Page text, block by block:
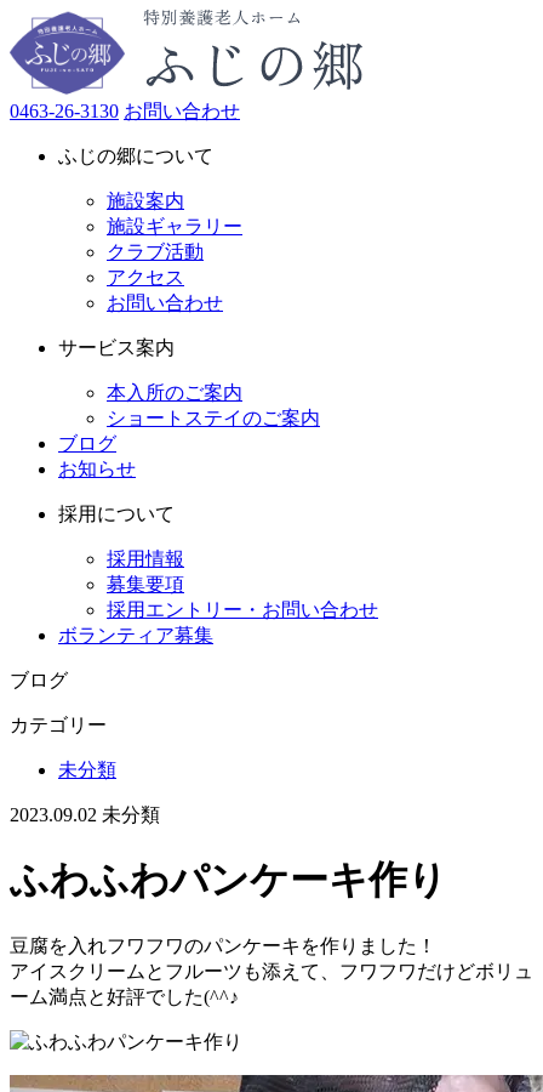
0463-26-3130 お問い合わせ
ふじの郷について
施設案内
施設ギャラリー
クラブ活動
アクセス
お問い合わせ
サービス案内
本入所のご案内
ショートステイのご案内
ブログ
お知らせ
採用について
採用情報
募集要項
採用エントリー・お問い合わせ
ボランティア募集
ブログ
カテゴリー
未分類
2023.09.02 未分類
ふわふわパンケーキ作り
豆腐を入れフワフワのパンケーキを作りました！
アイスクリームとフルーツも添えて、フワフワだけどボリュ
ーム満点と好評でした(^^♪